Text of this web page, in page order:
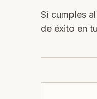
Si cumples
de éxito en